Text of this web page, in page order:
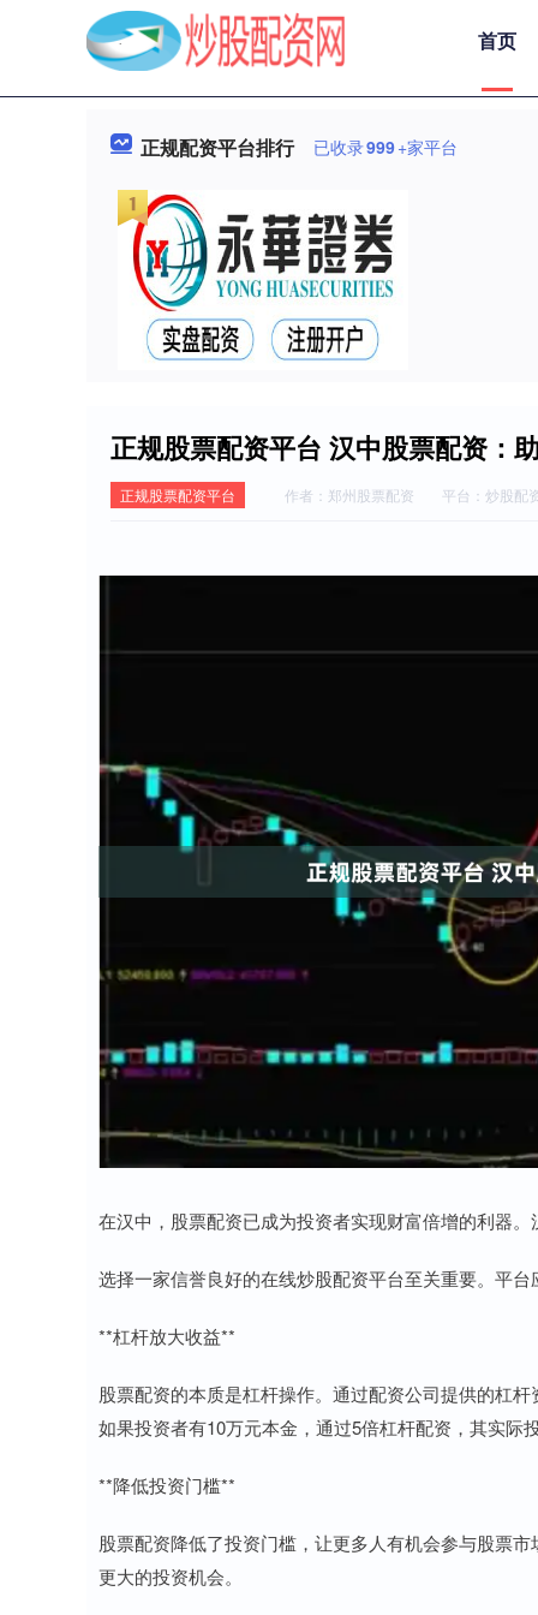
首页
正规配资平台排行 已收录999+家平台
正规股票配资平台 汉中股票配资：
正规股票配资平台 作者：郑州股票配资 平台：炒股配
在汉中，股票配资已成为投资者实现财富倍增的利器
选择一家信誉良好的在线炒股配资平台至关重要。平
**杠杆放大收益**
股票配资的本质是杠杆操作。通过配资公司提供的杠
如果投资者有10万元本金，通过5倍杠杆配资，其实际
**降低投资门槛**
股票配资降低了投资门槛，让更多人有机会参与股票
更大的投资机会。